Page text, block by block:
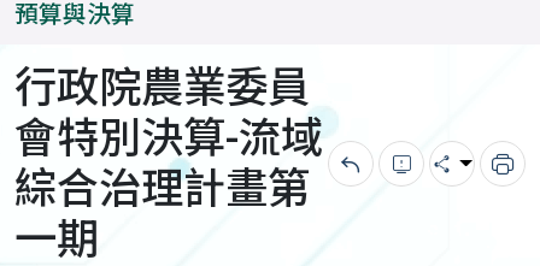
預算與決算
行政院農業委員
會特別決算-流域
綜合治理計畫第
一期
回上一頁錯誤回報
分享 列